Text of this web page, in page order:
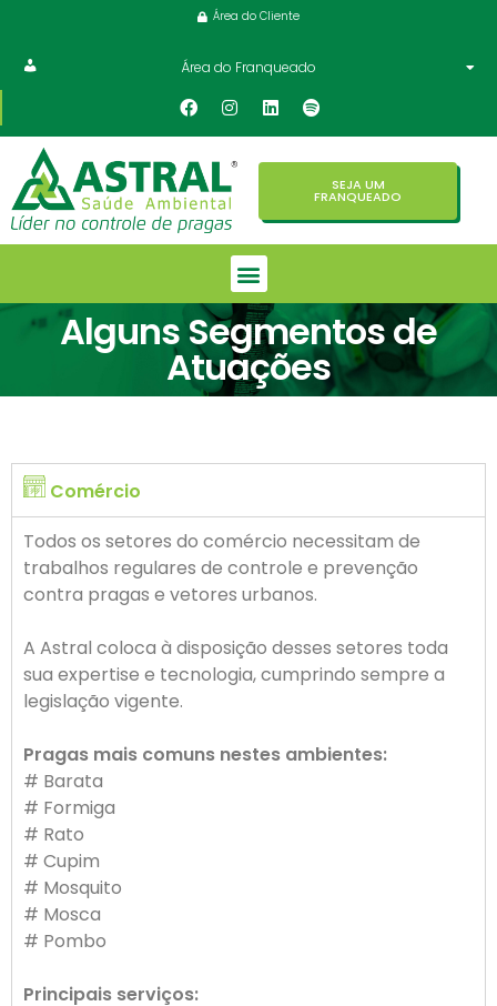
Área do Cliente
Área do Franqueado
SEJA UM
FRANQUEADO
Alguns Segmentos de
Atuações
Comércio
Todos os setores do comércio necessitam de
trabalhos regulares de controle e prevenção
contra pragas e vetores urbanos.
A Astral coloca à disposição desses setores toda
sua expertise e tecnologia, cumprindo sempre a
legislação vigente.
Pragas mais comuns nestes ambientes:
# Barata
# Formiga
# Rato
# Cupim
# Mosquito
# Mosca
# Pombo
Principais serviços: